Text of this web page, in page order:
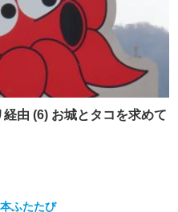
由 (6) お城とタコを求めて
ふたたび